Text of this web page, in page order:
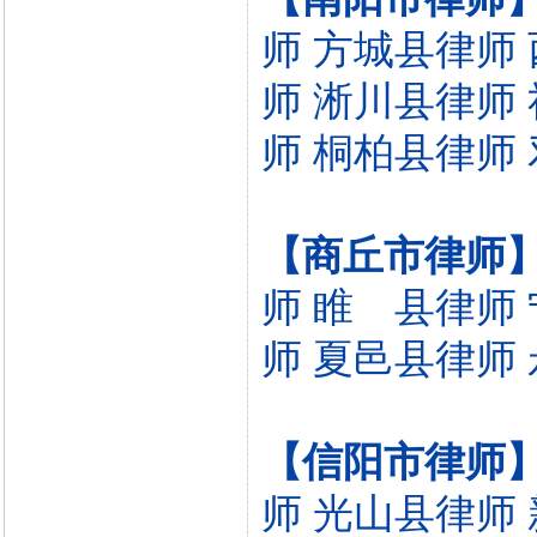
师 方城县律师
师 淅川县律师
师 桐柏县律师
【商丘市律师
师 睢 县律师
师 夏邑县律师
【信阳市律师
师 光山县律师